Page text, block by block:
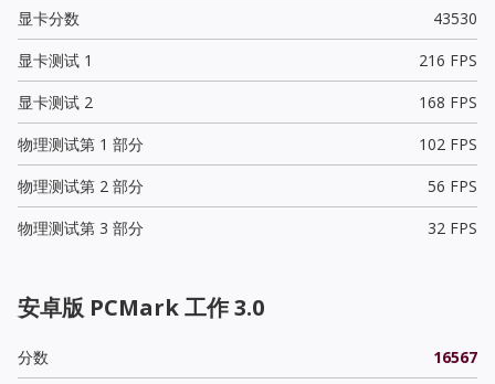
显卡分数
43530
显卡测试 1
216 FPS
显卡测试 2
168 FPS
物理测试第 1 部分
102 FPS
物理测试第 2 部分
56 FPS
物理测试第 3 部分
32 FPS
安卓版 PCMark 工作 3.0
分数
16567